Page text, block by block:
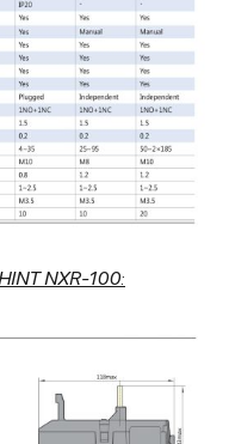
NXR-100: